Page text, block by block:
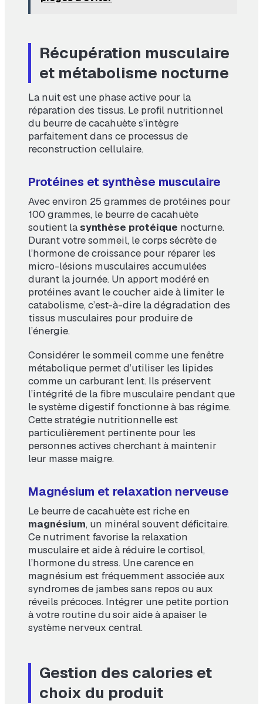
Récupération musculaire
et métabolisme nocturne
La nuit est une phase active pour la
réparation des tissus. Le profil nutritionnel
du beurre de cacahuète s’intègre
parfaitement dans ce processus de
reconstruction cellulaire.
Protéines et synthèse musculaire
Avec environ 25 grammes de protéines pour
100 grammes, le beurre de cacahuète
soutient lasynthèse protéique nocturne.
Durant votre sommeil, le corps sécrète de
l’hormone de croissance pour réparer les
micro-lésions musculaires accumulées
durant la journée. Un apport modéré en
protéines avant le coucher aide à limiter le
catabolisme, c’est-à-dire la dégradation des
tissus musculaires pour produire de
l’énergie.
Considérer le sommeil comme une fenêtre
métabolique permet d’utiliser les lipides
comme un carburant lent. Ils préservent
l’intégrité de la fibre musculaire pendant que
le système digestif fonctionne à bas régime.
Cette stratégie nutritionnelle est
particulièrement pertinente pour les
personnes actives cherchant à maintenir
leur masse maigre.
Magnésium et relaxation nerveuse
Le beurre de cacahuète est riche en
magnésium, un minéral souvent déficitaire.
Ce nutriment favorise la relaxation
musculaire et aide à réduire le cortisol,
l’hormone du stress. Une carence en
magnésium est fréquemment associée aux
syndromes de jambes sans repos ou aux
réveils précoces. Intégrer une petite portion
à votre routine du soir aide à apaiser le
système nerveux central.
Gestion des calories et
choix du produit